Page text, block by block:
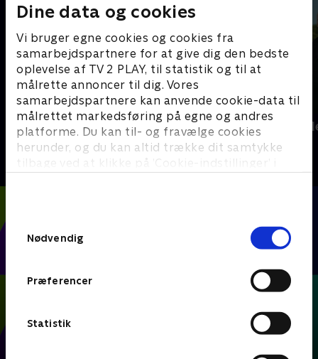
Dine data og cookies
Vi bruger egne cookies og cookies fra
samarbejdspartnere for at give dig den bedste
oplevelse af TV 2 PLAY, til statistik og til at
målrette annoncer til dig. Vores
samarbejdspartnere kan anvende cookie-data til
målrettet markedsføring på egne og andres
platforme. Du kan til- og fravælge cookies
herunder, og du kan altid trække dit samtykke
tilbage ved at klikke på ’Cookie-indstillinger’ i
Nødvendig
Præferencer
Statistik
Kristoffer Olsson - min vigtigste
kamp
2024 • Fodbold • 22 min
Fodbold